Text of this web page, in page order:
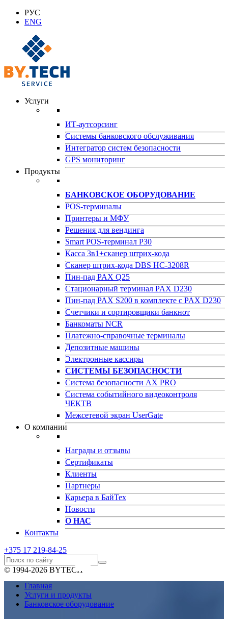
РУС
ENG
Услуги
ИТ-аутсорсинг
Системы банковского обслуживания
Интегратор систем безопасности
GPS мониторинг
Продукты
БАНКОВСКОЕ ОБОРУДОВАНИЕ
POS-терминалы
Принтеры и МФУ
Решения для вендинга
Smart POS-терминал P30
Касса 3в1+сканер штрих-кода
Сканер штрих-кода DBS HC-3208R
Пин-пад PAX Q25
Стационарный терминал PAX D230
Пин-пад PAX S200 в комплекте с PAX D230
Счетчики и сортировщики банкнот
Банкоматы NCR
Платежно-справочные терминалы
Депозитные машины
Электронные кассиры
СИСТЕМЫ БЕЗОПАСНОСТИ
Система безопасности AX PRO
Система событийного видеоконтроля
ЧЕКТВ
Межсетевой экран UserGate
О компании
Награды и отзывы
Сертификаты
Клиенты
Партнеры
Карьера в БайТех
Новости
О НАС
Контакты
+375 17 219-84-25
© 1994-2026 BYTECH
Главная
Услуги и продукты
Банковское оборудование